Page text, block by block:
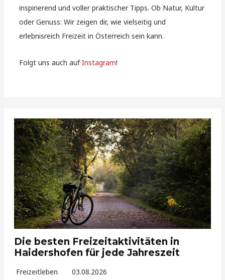
inspirierend und voller praktischer Tipps. Ob Natur, Kultur
oder Genuss: Wir zeigen dir, wie vielseitig und
erlebnisreich Freizeit in Österreich sein kann.
Folgt uns auch aufInstagram!
Die besten Freizeitaktivitäten in
Haidershofen für jede Jahreszeit
Freizeitleben 03.08.2026